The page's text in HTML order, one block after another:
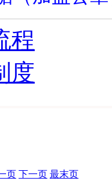
程
度
页 下一页 最末页